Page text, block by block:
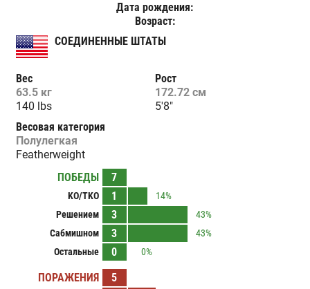
Дата рождения:
Возраст:
СОЕДИНЕННЫЕ ШТАТЫ
Вес
63.5 кг
140 lbs
Рост
172.72 см
5'8"
Весовая категория
Полулегкая
Featherweight
ПОБЕДЫ
7
KO/TKO 1
14%
Решением
3
43%
Сабмишном
3
43%
Остальные
0 0%
ПОРАЖЕНИЯ 5